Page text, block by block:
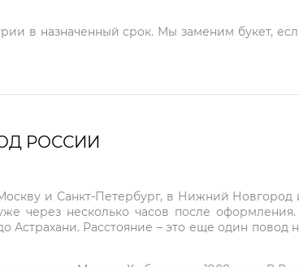
в назначенный срок. Мы заменим букет,
РОССИИ
и Санкт-Петербург, в Нижний
через несколько часов после
Расстояние – это еще один повод